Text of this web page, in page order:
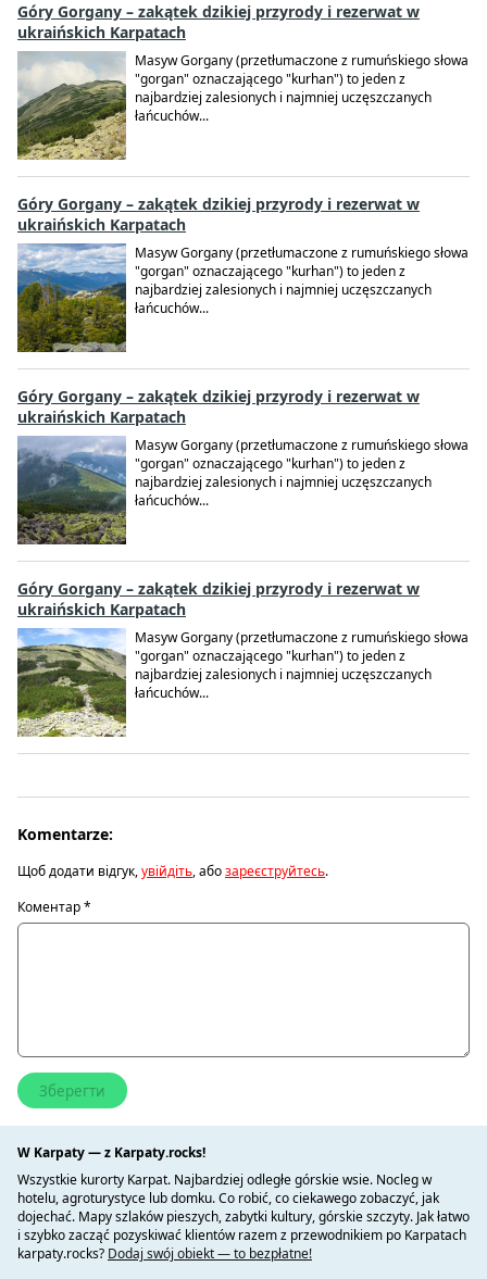
Góry Gorgany – zakątek dzikiej przyrody i rezerwat w
ukraińskich Karpatach
Masyw Gorgany (przetłumaczone z rumuńskiego słowa
"gorgan" oznaczającego "kurhan") to jeden z
najbardziej zalesionych i najmniej uczęszczanych
łańcuchów...
Góry Gorgany – zakątek dzikiej przyrody i rezerwat w
ukraińskich Karpatach
Masyw Gorgany (przetłumaczone z rumuńskiego słowa
"gorgan" oznaczającego "kurhan") to jeden z
najbardziej zalesionych i najmniej uczęszczanych
łańcuchów...
Góry Gorgany – zakątek dzikiej przyrody i rezerwat w
ukraińskich Karpatach
Masyw Gorgany (przetłumaczone z rumuńskiego słowa
"gorgan" oznaczającego "kurhan") to jeden z
najbardziej zalesionych i najmniej uczęszczanych
łańcuchów...
Góry Gorgany – zakątek dzikiej przyrody i rezerwat w
ukraińskich Karpatach
Masyw Gorgany (przetłumaczone z rumuńskiego słowa
"gorgan" oznaczającego "kurhan") to jeden z
najbardziej zalesionych i najmniej uczęszczanych
łańcuchów...
Komentarze:
Щоб додати відгук,увійдіть, абозареєструйтесь.
Коментар*
W Karpaty — z Karpaty.rocks!
Wszystkie kurorty Karpat. Najbardziej odległe górskie wsie. Nocleg w
hotelu, agroturystyce lub domku. Co robić, co ciekawego zobaczyć, jak
dojechać. Mapy szlaków pieszych, zabytki kultury, górskie szczyty. Jak łatwo
i szybko zacząć pozyskiwać klientów razem z przewodnikiem po Karpatach
karpaty.rocks? Dodaj swój obiekt — to bezpłatne!